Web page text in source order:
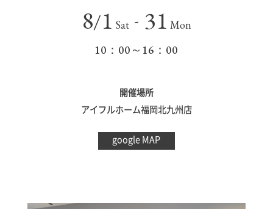
8/1 Sat - 31 Mon
10：00～16：00
開催場所
アイフルホーム福岡北九州店
google MAP